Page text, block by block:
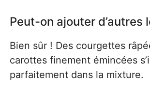
Peut-on ajouter d’autres
Bien sûr ! Des courgettes
carottes finement émincées
parfaitement dans la mixture.